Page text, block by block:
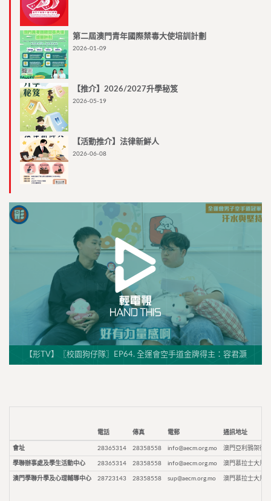
第二屆澳門青年國際禁毒大使培訓計劃
2026-01-09
【推介】2026/2027升學秘笈
2026-05-19
【活動推介】法律新鮮人
2026-06-08
【形TV】〖校園狗仔隊〗EP64. 全運會空手道金牌得主：容君灝
電話 傳真 電郵 通訊地址
會址 28365314 28358558 info@aecm.org.mo 澳門亞利鴉架街9
學聯辦事處及學生活動中心 28365314 28358558 info@aecm.org.mo 澳門慕拉士大馬
澳門學聯升學及心理輔導中心 28723143 28358558 sup@aecm.org.mo 澳門慕拉士大馬